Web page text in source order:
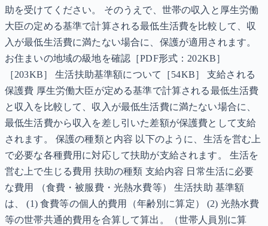
助を受けてください。 そのうえで、世帯の収入と厚生労働
大臣の定める基準で計算される最低生活費を比較して、収
入が最低生活費に満たない場合に、保護が適用されます。
お住まいの地域の級地を確認［PDF形式：202KB］
［203KB］ 生活扶助基準額について［54KB］ 支給される
保護費 厚生労働大臣が定める基準で計算される最低生活費
と収入を比較して、収入が最低生活費に満たない場合に、
最低生活費から収入を差し引いた差額が保護費として支給
されます。 保護の種類と内容 以下のように、生活を営む上
で必要な各種費用に対応して扶助が支給されます。 生活を
営む上で生じる費用 扶助の種類 支給内容 日常生活に必要
な費用 （食費・被服費・光熱水費等） 生活扶助 基準額
は、 (1) 食費等の個人的費用（年齢別に算定） (2) 光熱水費
等の世帯共通的費用を合算して算出。（世帯人員別に算